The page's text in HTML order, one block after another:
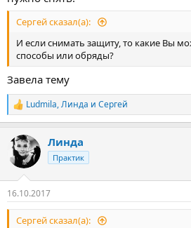
Сергей сказал(а):
И если снимать защиту, то какие Вы
способы или обряды?
Завела тему
Р
е
к
ц
и
Ludmila,Линда и Сергей
Линда
Практик
16.10.2017
Сергей сказал(а):